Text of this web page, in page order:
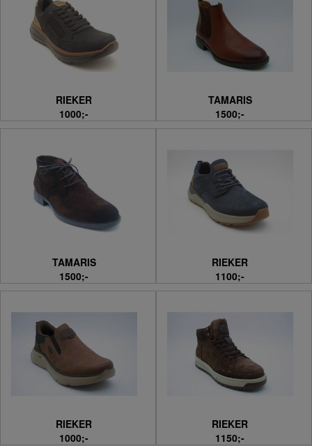
RIEKER
1000;-
TAMARIS
1500;-
TAMARIS
1500;-
RIEKER
1100;-
RIEKER
1000;-
RIEKER
1150;-